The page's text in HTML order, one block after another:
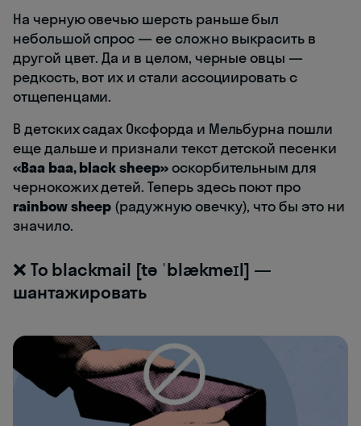
На черную овечью шерсть раньше был
небольшой спрос — ее сложно выкрасить в
другой цвет. Да и в целом, черные овцы —
редкость, вот их и стали ассоциировать с
отщепенцами.
В детских садах Оксфорда и Мельбурна пошли
еще дальше и признали текст детской песенки
«Baa baa, black sheep»оскорбительным для
чернокожих детей. Теперь здесь поют про
rainbow sheep (радужную овечку), что бы это ни
значило.
❌ To blackmail [tə ˈblækmeɪl] —
шантажировать